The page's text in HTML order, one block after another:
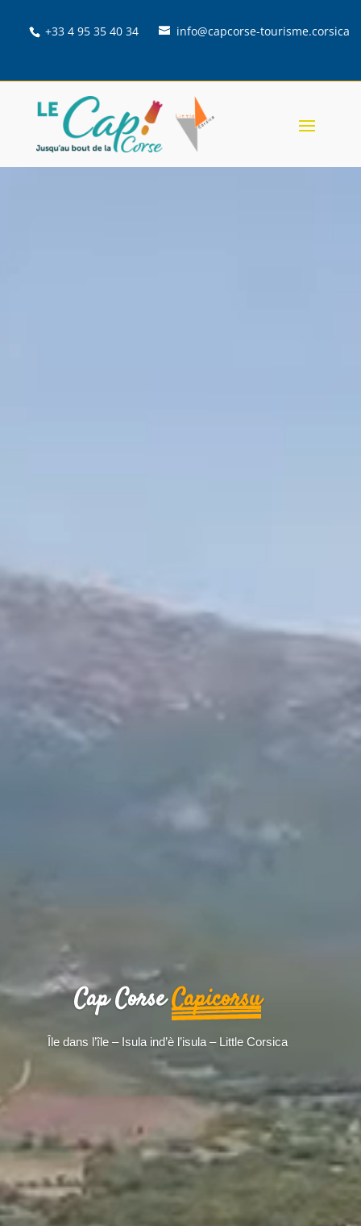
+33 4 95 35 40 34 info@capcorse-tourisme.corsica
Cap CorseCapicorsu
Île dans l’île – Isula ind’è l’isula – Little Corsica